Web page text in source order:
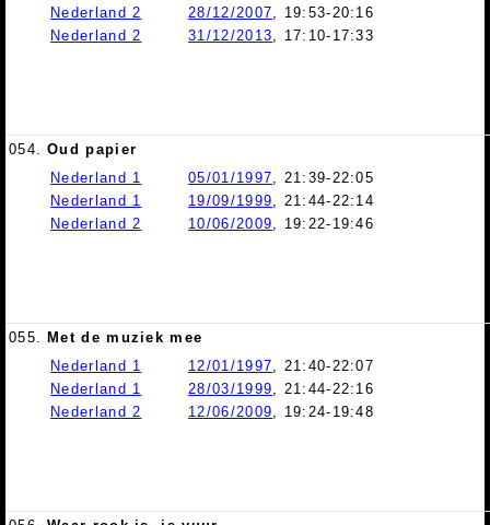
Nederland 2
28/12/2007, 19:53-20:16
Nederland 2
31/12/2013, 17:10-17:33
054. Oud papier
Nederland 1
05/01/1997, 21:39-22:05
Nederland 1
19/09/1999, 21:44-22:14
Nederland 2
10/06/2009, 19:22-19:46
055. Met de muziek mee
Nederland 1
12/01/1997, 21:40-22:07
Nederland 1
28/03/1999, 21:44-22:16
Nederland 2
12/06/2009, 19:24-19:48